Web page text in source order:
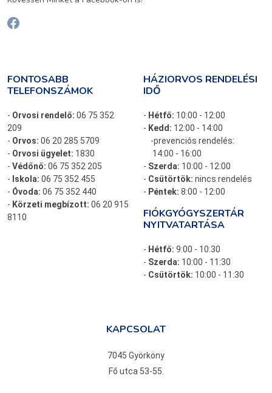
FONTOSABB
TELEFONSZÁMOK
- Orvosi rendelő: 06 75 352
209
- Orvos: 06 20 285 5709
- Orvosi ügyelet: 1830
- Védőnő: 06 75 352 205
- Iskola: 06 75 352 455
- Óvoda: 06 75 352 440
- Körzeti megbízott: 06 20 915
8110
HÁZIORVOS RENDELÉSI
IDŐ
- Hétfő: 10:00 - 12:00
- Kedd: 12:00 - 14:00
-prevenciós rendelés:
14:00 - 16:00
- Szerda: 10:00 - 12:00
- Csütörtök: nincs rendelés
- Péntek: 8:00 - 12:00
FIÓKGYÓGYSZERTÁR
NYITVATARTÁSA
- Hétfő: 9:00 - 10:30
- Szerda: 10:00 - 11:30
- Csütörtök: 10:00 - 11:30
KAPCSOLAT
7045 Györköny
Fő utca 53-55.